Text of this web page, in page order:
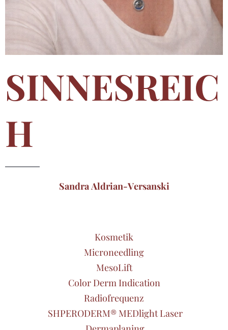
SINNESREIC
H
Sandra Aldrian-Versanski
Kosmetik
Microneedling
MesoLift
Color Derm Indication
Radiofrequenz
SHPERODERM® MEDlight Laser